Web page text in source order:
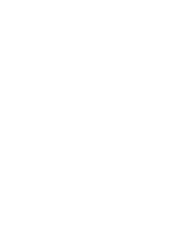
均颗粒直径只有60μm，粒径不得超过
枪亦可带保护套管，喷嘴置于保护套管
自动退出炉膛